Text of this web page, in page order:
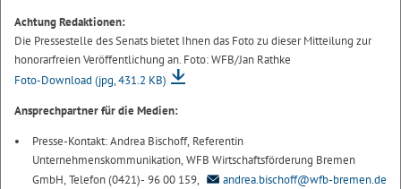
Achtung Redaktionen:
Die Pressestelle des Senats bietet Ihnen das Foto zu dieser Mitteilung zur
honorarfreien Veröffentlichung an. Foto: WFB/Jan Rathke
Foto-Download (jpg, 431.2 KB)
Ansprechpartner für die Medien:
Presse-Kontakt: Andrea Bischoff, Referentin
Unternehmenskommunikation, WFB Wirtschaftsförderung Bremen
GmbH, Telefon (0421)- 96 00 159,
andrea.bischoff@wfb-bremen.de